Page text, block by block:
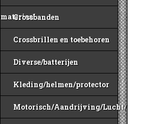
materiaal
Crossbanden
Crossbrillen en toebehoren
Diverse/batterijen
Kleding/helmen/protector
Motorisch/Aandrijving/Lucht/Benzine